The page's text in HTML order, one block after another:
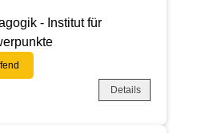
- Institut für
Details